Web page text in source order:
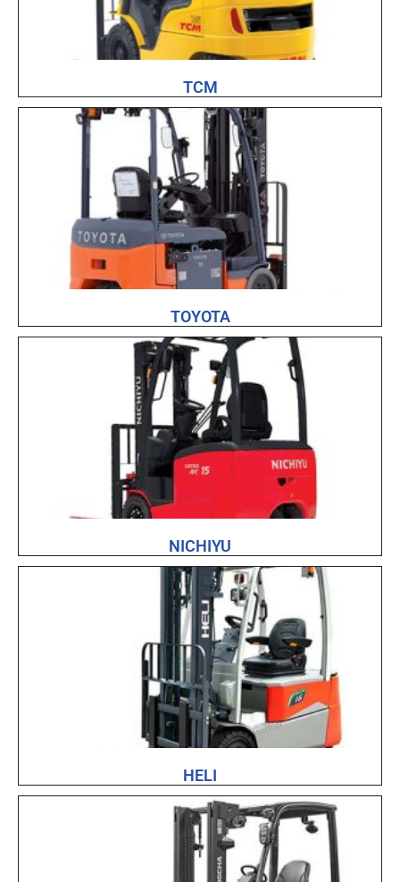
TCM
TOYOTA
NICHIYU
HELI